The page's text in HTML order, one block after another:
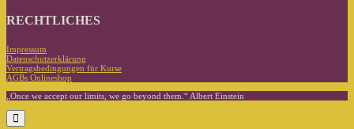
RECHTLICHES
Impressum
Datenschutzerklärung
Vertragsbedingungen für Kurse
AGBs Onlineshop
„Once we accept our limits, we go beyond them.“ Albert Einstein